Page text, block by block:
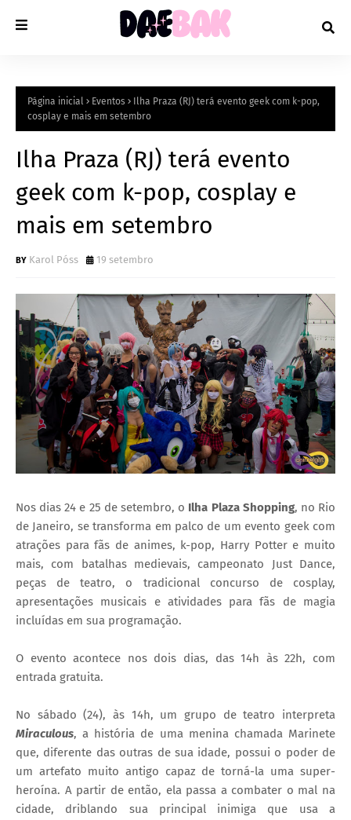
Página inicial Eventos
Ilha Praza (RJ) terá evento geek com k-pop,
cosplay e mais em setembro
Ilha Praza (RJ) terá evento
geek com k-pop, cosplay e
mais em setembro
Karol Póss 19 setembro
Nos dias 24 e 25 de setembro, o Ilha Plaza Shopping, no Rio
de Janeiro, se transforma em palco de um evento geek com
atrações para fãs de animes, k-pop, Harry Potter e muito
mais, com batalhas medievais, campeonato Just Dance,
peças de teatro, o tradicional concurso de cosplay,
apresentações musicais e atividades para fãs de magia
incluídas em sua programação.
O evento acontece nos dois dias, das 14h às 22h, com
entrada gratuita.
No sábado (24), às 14h, um grupo de teatro interpreta
Miraculous, a história de uma menina chamada Marinete
que, diferente das outras de sua idade, possui o poder de
um artefato muito antigo capaz de torná-la uma super-
heroína. A partir de então, ela passa a combater o mal na
cidade, driblando sua principal inimiga que usa a